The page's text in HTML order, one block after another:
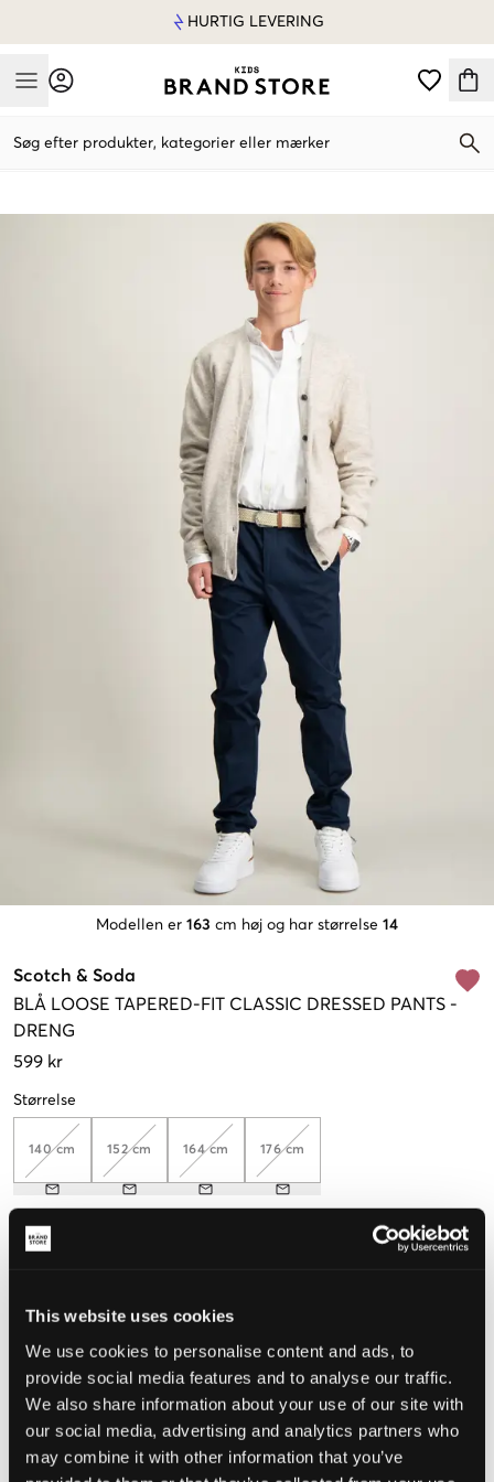
This website uses cookies
We use cookies to personalise content and ads, to
provide social media features and to analyse our traffic.
We also share information about your use of our site with
our social media, advertising and analytics partners who
may combine it with other information that you’ve
HURTIG LEVERING
Mobile Menu
Søg efter produkter, kategorier eller mærker
Modellen er 163 cm høj og har størrelse 14
Scotch & Soda
BLÅ LOOSE TAPERED-FIT CLASSIC DRESSED PANTS -
DRENG
599 kr
Størrelse
140 cm 152 cm 164 cm 176 cm
Opfattet størrelse
VÆLG EN STØRRELSE
Hurtig levering